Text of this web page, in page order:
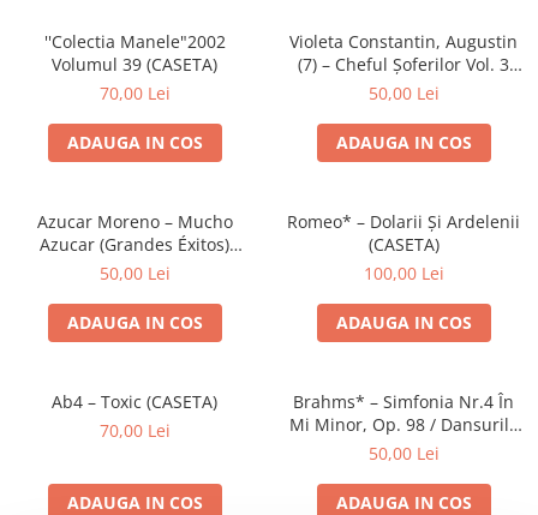
''Colectia Manele"2002
Volumul 39 (CASETA)
70,00 Lei
ADAUGA IN COS
Violeta Constantin, Augustin
(7) – Cheful Șoferilor Vol. 3
(CASETA)
50,00 Lei
ADAUGA IN COS
Azucar Moreno – Mucho
Azucar (Grandes Éxitos)
(CASETA)
50,00 Lei
ADAUGA IN COS
Romeo* – Dolarii Și Ardelenii
(CASETA)
100,00 Lei
ADAUGA IN COS
Ab4 – Toxic (CASETA)
70,00 Lei
ADAUGA IN COS
Brahms* – Simfonia Nr.4 În
Mi Minor, Op. 98 / Dansurile
Ungare Nr. 5 Și 6 (CASETA)
50,00 Lei
ADAUGA IN COS